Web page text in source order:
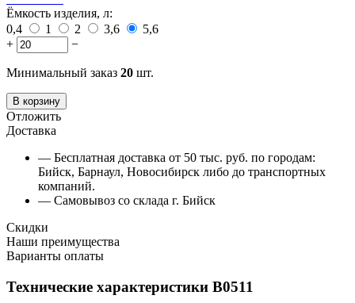
Ёмкость изделия, л:
0,4
1 2 3,6
5,6
+
−
Минимальный заказ 20 шт.
В корзину
Отложить
Доставка
— Бесплатная доставка от 50 тыс. руб. по городам:
Бийск, Барнаул, Новосибирск либо до транспортных
компаний.
— Самовывоз со склада г. Бийск
Скидки
Наши преимущества
Варианты оплаты
Технические характеристики В0511